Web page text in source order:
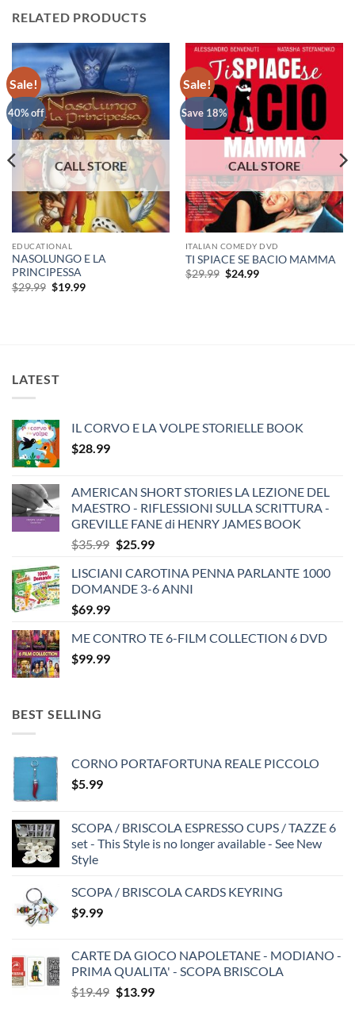
RELATED PRODUCTS
Sale!
40% off
EDUCATIONAL
NASOLUNGO E LA
PRINCIPESSA
$29.99 Original
$19.99Current
Sale!
Save 18%
ITALIAN COMEDY DVD
TI SPIACE SE BACIO MAMMA
$29.99 Original
$24.99Current
LATEST
IL CORVO E LA VOLPE STORIELLE BOOK
$28.99
AMERICAN SHORT STORIES LA LEZIONE DEL
MAESTRO - RIFLESSIONI SULLA SCRITTURA -
GREVILLE FANE di HENRY JAMES BOOK
$35.99 Original
was:
$35.99.
$25.99Current
is:
$25.99.
LISCIANI CAROTINA PENNA PARLANTE 1000
DOMANDE 3-6 ANNI
$69.99
ME CONTRO TE 6-FILM COLLECTION 6 DVD
$99.99
BEST SELLING
CORNO PORTAFORTUNA REALE PICCOLO
$5.99
SCOPA / BRISCOLA ESPRESSO CUPS / TAZZE 6
set - This Style is no longer available - See New
Style
SCOPA / BRISCOLA CARDS KEYRING
$9.99
CARTE DA GIOCO NAPOLETANE - MODIANO -
PRIMA QUALITA' - SCOPA BRISCOLA
$19.49 Original
$13.99Current